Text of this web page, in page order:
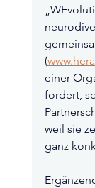
(
einer
fordert,
weil sie
ganz